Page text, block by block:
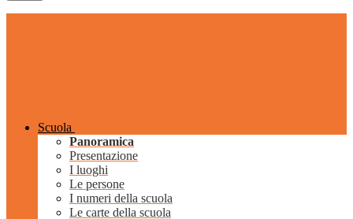
Scuola
Panoramica
Presentazione
I luoghi
Le persone
I numeri della scuola
Le carte della scuola